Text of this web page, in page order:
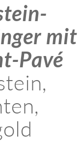
mit
Pavé